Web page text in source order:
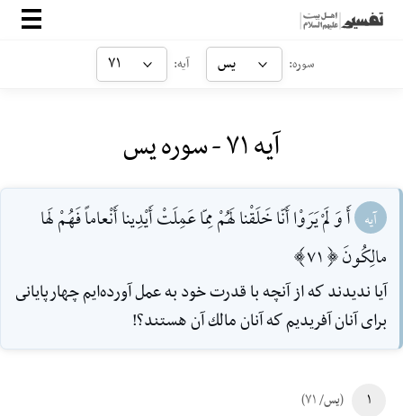
صفحه‌اصلی
ارتباط با ما
سوره: یس آیه: ۷۱
آیه ۷۱ - سوره یس
آیه أَ وَ لَمْ يَرَوْا أَنّا خَلَقْنا لَهُمْ مِمّا عَمِلَتْ أَيْدِينا أَنْعاماً فَهُمْ لَها
مالِكُونَ [71]
آيا نديدند كه از آنچه با قدرت خود به عمل آورده‌ايم چهارپايانى
براى آنان آفريديم كه آنان مالك آن هستند؟!
۱ (یس/ ۷۱)